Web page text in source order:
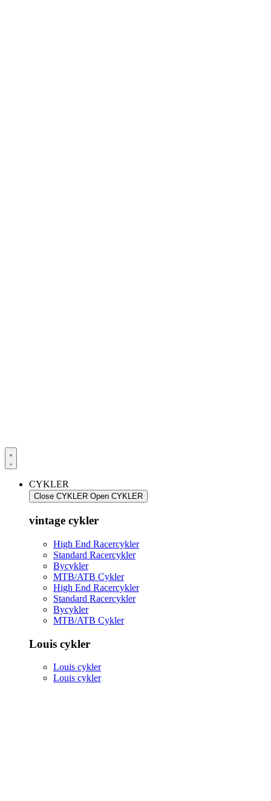
CYKLER
Close CYKLER Open CYKLER
vintage cykler
High End Racercykler
Standard Racercykler
Bycykler
MTB/ATB Cykler
High End Racercykler
Standard Racercykler
Bycykler
MTB/ATB Cykler
Louis cykler
Louis cykler
Louis cykler